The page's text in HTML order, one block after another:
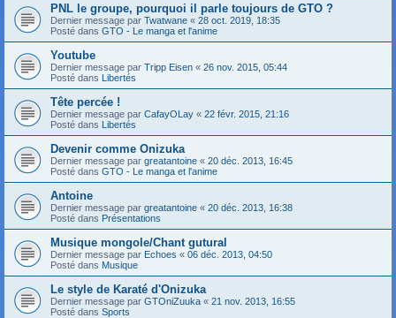
PNL le groupe, pourquoi il parle toujours de GTO ?
Dernier message par Twatwane « 28 oct. 2019, 18:35
Posté dans GTO - Le manga et l'anime
Youtube
Dernier message par Tripp Eisen « 26 nov. 2015, 05:44
Posté dans Libertés
Tête percée !
Dernier message par CafayOLay « 22 févr. 2015, 21:16
Posté dans Libertés
Devenir comme Onizuka
Dernier message par greatantoine « 20 déc. 2013, 16:45
Posté dans GTO - Le manga et l'anime
Antoine
Dernier message par greatantoine « 20 déc. 2013, 16:38
Posté dans Présentations
Musique mongole/Chant gutural
Dernier message par Echoes « 06 déc. 2013, 04:50
Posté dans Musique
Le style de Karaté d'Onizuka
Dernier message par GTOniZuuka « 21 nov. 2013, 16:55
Posté dans Sports